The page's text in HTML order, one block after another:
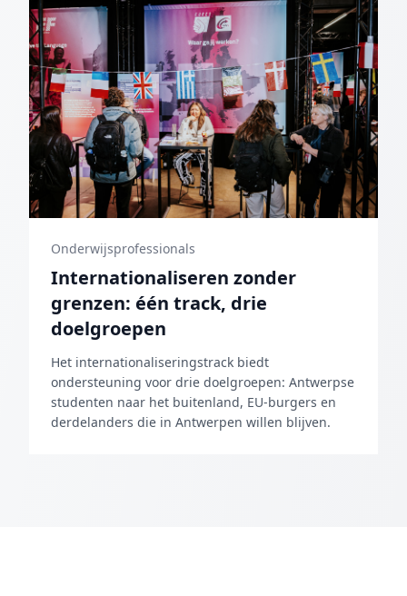
Onderwijsprofessionals
Internationaliseren zonder
grenzen: één track, drie
doelgroepen
Het internationaliseringstrack biedt
ondersteuning voor drie doelgroepen: Antwerpse
studenten naar het buitenland, EU-burgers en
derdelanders die in Antwerpen willen blijven.